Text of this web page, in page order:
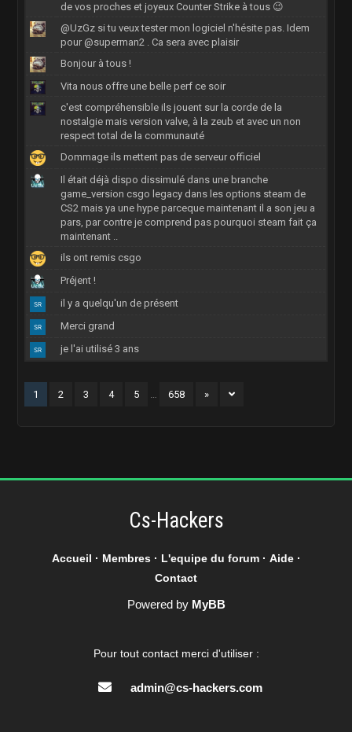
de vos proches et joyeux Counter Strike à tous 😉
@UzGz si tu veux tester mon logiciel n'hésite pas. Idem
pour @superman2 . Ca sera avec plaisir
Bonjour à tous !
Vita nous offre une belle perf ce soir
c'est compréhensible ils jouent sur la corde de la
nostalgie mais version valve, à la zeub et avec un non
respect total de la communauté
Dommage ils mettent pas de serveur officiel
Il était déjà dispo dissimulé dans une branche
game_version csgo legacy dans les options steam de
CS2 mais ya une hype parceque maintenant il a son jeu a
pars, par contre je comprend pas pourquoi steam fait ça
maintenant ..
ils ont remis csgo
Préjent !
il y a quelqu'un de présent
Merci grand
je l'ai utilisé 3 ans
1 2 3 4 5 … 658 »
Cs-Hackers
Accueil · Membres· L'equipe du forum· Aide·
Contact
Powered by MyBB
Pour tout contact merci d'utiliser :
admin@cs-hackers.com